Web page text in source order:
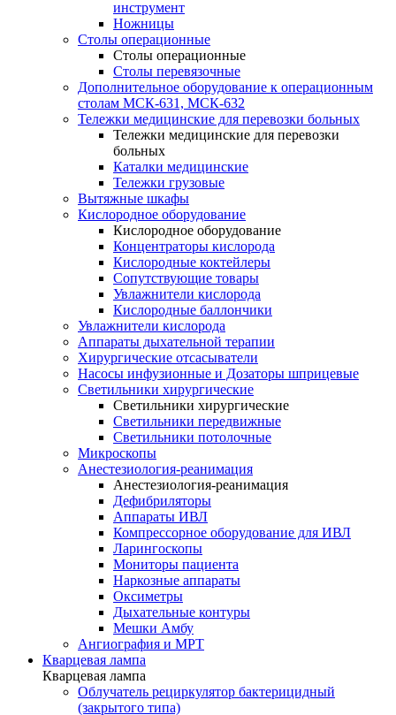
инструмент
Ножницы
Столы операционные
Столы операционные
Столы перевязочные
Дополнительное оборудование к операционным
столам МСК-631, МСК-632
Тележки медицинские для перевозки больных
Тележки медицинские для перевозки
больных
Каталки медицинские
Тележки грузовые
Вытяжные шкафы
Кислородное оборудование
Кислородное оборудование
Концентраторы кислорода
Кислородные коктейлеры
Сопутствующие товары
Увлажнители кислорода
Кислородные баллончики
Увлажнители кислорода
Аппараты дыхательной терапии
Хирургические отсасыватели
Насосы инфузионные и Дозаторы шприцевые
Светильники хирургические
Светильники хирургические
Светильники передвижные
Светильники потолочные
Микроскопы
Анестезиология-реанимация
Анестезиология-реанимация
Дефибриляторы
Аппараты ИВЛ
Компрессорное оборудование для ИВЛ
Ларингоскопы
Мониторы пациента
Наркозные аппараты
Оксиметры
Дыхательные контуры
Мешки Амбу
Ангиография и МРТ
Кварцевая лампа
Кварцевая лампа
Облучатель рециркулятор бактерицидный
(закрытого типа)